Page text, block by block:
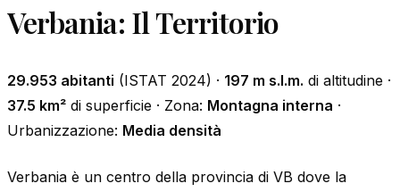
Verbania: Il Territorio
29.953 abitanti (ISTAT 2024) · 197 m s.l.m. di altitudine ·
37.5 km² di superficie · Zona: Montagna interna ·
Urbanizzazione: Media densità
Verbania è un centro della provincia di VB dove la